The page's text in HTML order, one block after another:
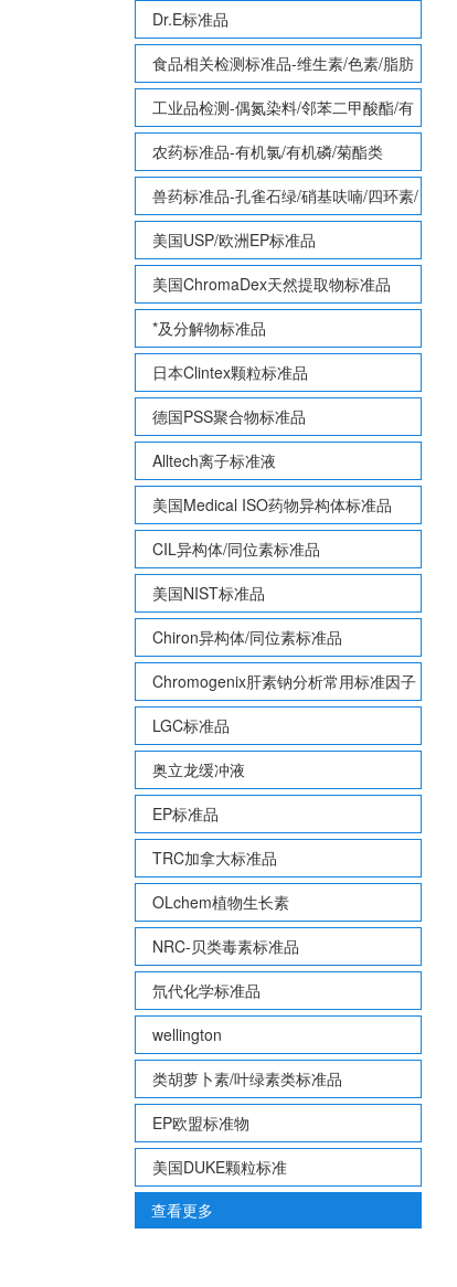
Dr.E标准品
食品相关检测标准品-维生素/色素/脂肪
酸甲酯等
工业品检测-偶氮染料/邻苯二甲酸酯/有
机锡/多溴联苯/多溴联苯醚/多氯联苯
农药标准品-有机氯/有机磷/菊酯类
兽药标准品-孔雀石绿/硝基呋喃/四环素/
磺胺等
美国USP/欧洲EP标准品
美国ChromaDex天然提取物标准品
*及分解物标准品
日本Clintex颗粒标准品
德国PSS聚合物标准品
Alltech离子标准液
美国Medical ISO药物异构体标准品
CIL异构体/同位素标准品
美国NIST标准品
Chiron异构体/同位素标准品
Chromogenix肝素钠分析常用标准因子
LGC标准品
奥立龙缓冲液
EP标准品
TRC加拿大标准品
OLchem植物生长素
NRC-贝类毒素标准品
氘代化学标准品
wellington
类胡萝卜素/叶绿素类标准品
EP欧盟标准物
美国DUKE颗粒标准
查看更多